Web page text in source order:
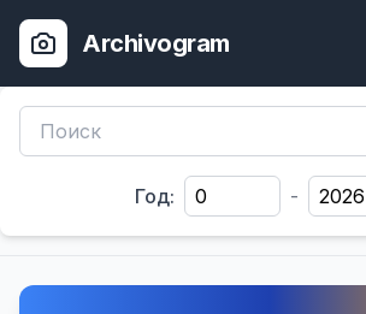
Archivogram
Год: -